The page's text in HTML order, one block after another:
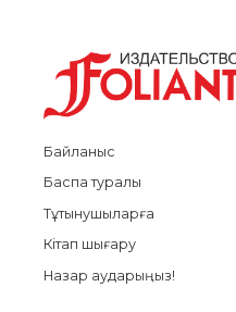
Байланыс
Баспа туралы
Тұтынушыларға
Кітап шығару
Назар аударыңыз!